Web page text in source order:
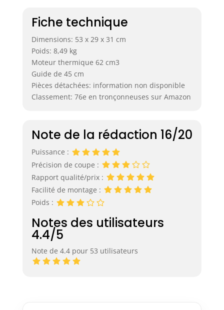
Fiche technique
Dimensions: 53 x 29 x 31 cm
Poids: 8,49 kg
Moteur thermique 62 cm3
Guide de 45 cm
Pièces détachées: information non disponible
Classement: 76e en tronçonneuses sur Amazon
Note de la rédaction 16/20
Puissance :
Précision de coupe :
Rapport qualité/prix :
Facilité de montage :
Poids :
Notes des utilisateurs
4.4/5
Note de 4.4 pour 53 utilisateurs